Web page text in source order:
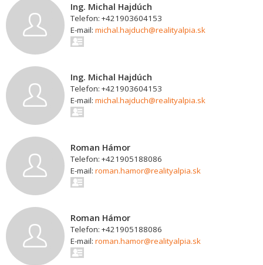
Ing. Michal Hajdúch
Telefon: +421903604153
E-mail: michal.hajduch@realityalpia.sk
Ing. Michal Hajdúch
Telefon: +421903604153
E-mail: michal.hajduch@realityalpia.sk
Roman Hámor
Telefon: +421905188086
E-mail: roman.hamor@realityalpia.sk
Roman Hámor
Telefon: +421905188086
E-mail: roman.hamor@realityalpia.sk